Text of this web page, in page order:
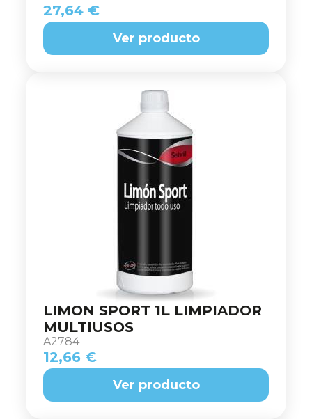
27,64 €
Ver producto
LIMON SPORT 1L LIMPIADOR
MULTIUSOS
A2784
12,66 €
Ver producto